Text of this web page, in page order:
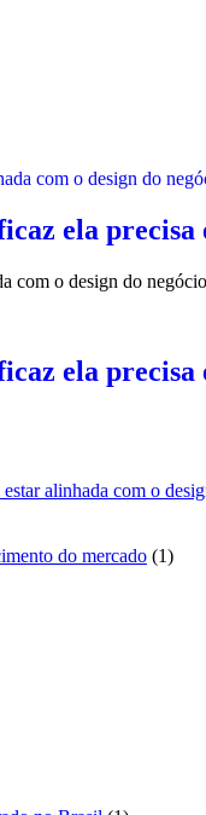
ela precisa
com o design do
ela precisa
alinhada com o
do mercado 11